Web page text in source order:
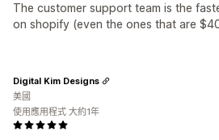
The customer support team is the
on shopify (even the ones that are
Digital Kim Designs
美國
使用應用程式 大約1年